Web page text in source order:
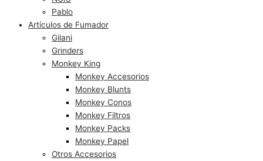
Pablo
Artículos de Fumador
Gilani
Grinders
Monkey King
Monkey Accesorios
Monkey Blunts
Monkey Conos
Monkey Filtros
Monkey Packs
Monkey Papel
Otros Accesorios